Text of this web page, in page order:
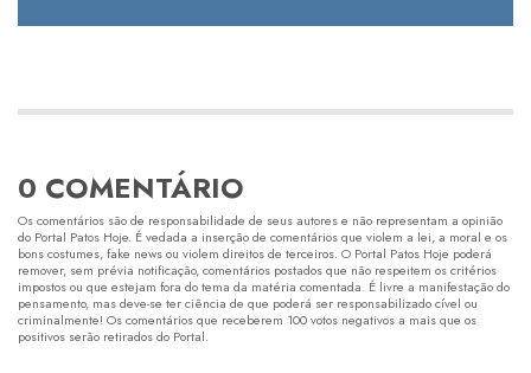
0 COMENTÁRIO
Os comentários são de responsabilidade de seus autores e não representam a opinião
do Portal Patos Hoje. É vedada a inserção de comentários que violem a lei, a moral e os
bons costumes, fake news ou violem direitos de terceiros. O Portal Patos Hoje poderá
remover, sem prévia notificação, comentários postados que não respeitem os critérios
impostos ou que estejam fora do tema da matéria comentada. É livre a manifestação do
pensamento, mas deve-se ter ciência de que poderá ser responsabilizado cível ou
criminalmente! Os comentários que receberem 100 votos negativos a mais que os
positivos serão retirados do Portal.